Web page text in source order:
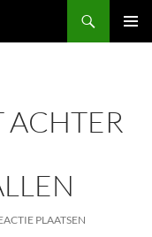
ACHTER
PLAATSEN